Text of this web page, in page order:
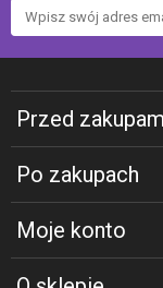
Przed
Po zakupach
Moje konto